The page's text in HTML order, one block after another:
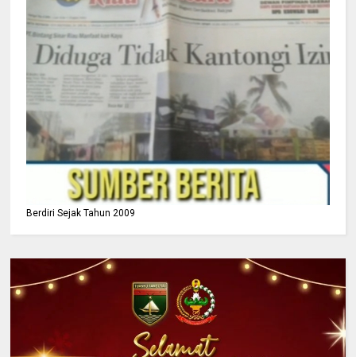
Berdiri Sejak Tahun 2009